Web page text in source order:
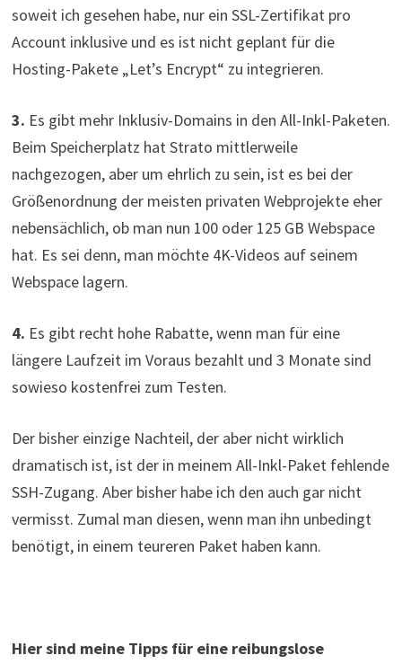
soweit ich gesehen habe, nur ein SSL-Zertifikat pro
Account inklusive und es ist nicht geplant für die
Hosting-Pakete „Let’s Encrypt“ zu integrieren.
3. Es gibt mehr Inklusiv-Domains in den All-Inkl-Paketen.
Beim Speicherplatz hat Strato mittlerweile
nachgezogen, aber um ehrlich zu sein, ist es bei der
Größenordnung der meisten privaten Webprojekte eher
nebensächlich, ob man nun 100 oder 125 GB Webspace
hat. Es sei denn, man möchte 4K-Videos auf seinem
Webspace lagern.
4. Es gibt recht hohe Rabatte, wenn man für eine
längere Laufzeit im Voraus bezahlt und 3 Monate sind
sowieso kostenfrei zum Testen.
Der bisher einzige Nachteil, der aber nicht wirklich
dramatisch ist, ist der in meinem All-Inkl-Paket fehlende
SSH-Zugang. Aber bisher habe ich den auch gar nicht
vermisst. Zumal man diesen, wenn man ihn unbedingt
benötigt, in einem teureren Paket haben kann.
Hier sind meine Tipps für eine reibungslose